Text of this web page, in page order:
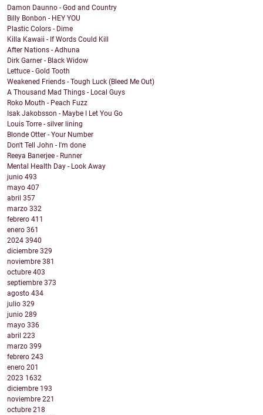
Damon Daunno - God and Country
Billy Bonbon - HEY YOU
Plastic Colors - Dime
Killa Kawaii - If Words Could Kill
After Nations - Adhuna
Dirk Garner - Black Widow
Lettuce - Gold Tooth
Weakened Friends - Tough Luck (Bleed Me Out)
A Thousand Mad Things - Local Guys
Roko Mouth - Peach Fuzz
Isak Jakobsson - Maybe I Let You Go
Louis Torre - silver lining
Blonde Otter - Your Number
Don't Tell John - I'm done
Reeya Banerjee - Runner
Mental Health Day - Look Away
junio 493
mayo 407
abril 357
marzo 332
febrero 411
enero 361
2024 3940
diciembre 329
noviembre 381
octubre 403
septiembre 373
agosto 434
julio 329
junio 289
mayo 336
abril 223
marzo 399
febrero 243
enero 201
2023 1632
diciembre 193
noviembre 221
octubre 218